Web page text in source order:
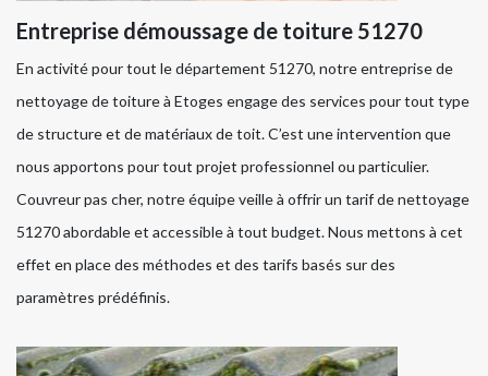
Entreprise démoussage de toiture 51270
En activité pour tout le département 51270, notre entreprise de
nettoyage de toiture à Etoges engage des services pour tout type
de structure et de matériaux de toit. C’est une intervention que
nous apportons pour tout projet professionnel ou particulier.
Couvreur pas cher, notre équipe veille à offrir un tarif de nettoyage
51270 abordable et accessible à tout budget. Nous mettons à cet
effet en place des méthodes et des tarifs basés sur des
paramètres prédéfinis.